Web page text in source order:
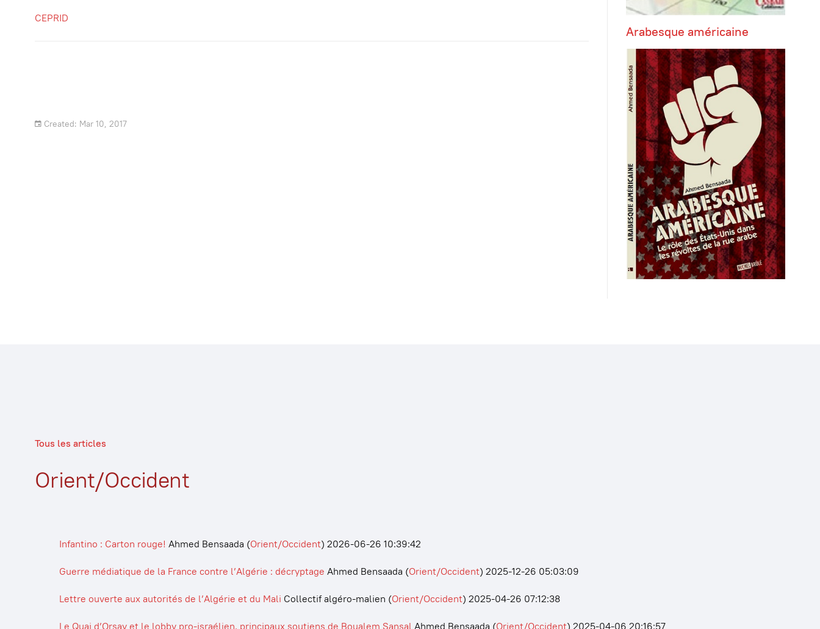
CEPRID
Created: Mar 10, 2017
Arabesque américaine
Tous les articles
Orient/Occident
Infantino : Carton rouge! Ahmed Bensaada (Orient/Occident) 2026-06-26 10:39:42
Guerre médiatique de la France contre l’Algérie : décryptage Ahmed Bensaada (Orient/Occident) 2025-12-26 05:03:09
Lettre ouverte aux autorités de l’Algérie et du Mali Collectif algéro-malien (Orient/Occident) 2025-04-26 07:12:38
Le Quai d’Orsay et le lobby pro-israélien, principaux soutiens de Boualem Sansal Ahmed Bensaada (Orient/Occident) 2025-04-06 20:16:57